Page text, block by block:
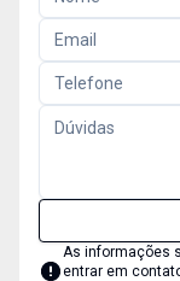
As informações
entrar em